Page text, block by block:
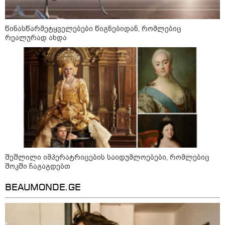
მსოფლიო
უძველესი სენი და ეპიდემია: აშშ-ში
წინასწარმეტყველებები წიგნებიდან, რომლებიც
რეალურად ახდა
შეშლილი იმპერატრიცების საიდუმლოებები, რომლებიც
შოკში ჩაგაგდებთ
BEAUMONDE.GE